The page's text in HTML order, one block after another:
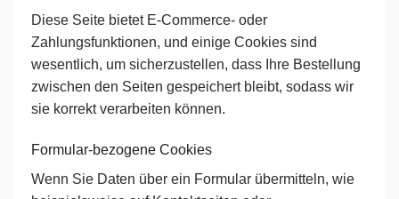
Diese Seite bietet E-Commerce- oder
Zahlungsfunktionen, und einige Cookies sind
wesentlich, um sicherzustellen, dass Ihre Bestellung
zwischen den Seiten gespeichert bleibt, sodass wir
sie korrekt verarbeiten können.
Formular-bezogene Cookies
Wenn Sie Daten über ein Formular übermitteln, wie